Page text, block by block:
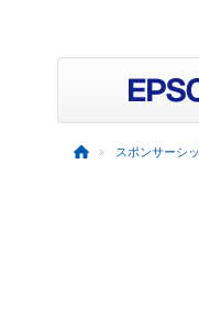
スポンサーシ